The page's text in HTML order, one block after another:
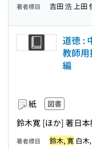
著者標目 吉田 浩 上田
道徳 :
教師用
編
紙 図書
鈴木寛 [ほか] 著日
著者標目 鈴木, 寛 白